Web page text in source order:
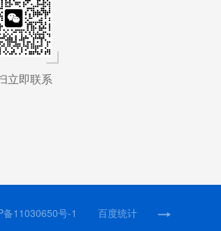
立即联系
备11030650号-1 百度统计